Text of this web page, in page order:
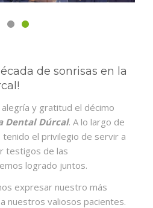
de sonrisas en la
y gratitud el décimo
Dental Dúrcal. A lo largo de
el privilegio de servir a
testigos de las
logrado juntos.
expresar nuestro más
nuestros valiosos pacientes.